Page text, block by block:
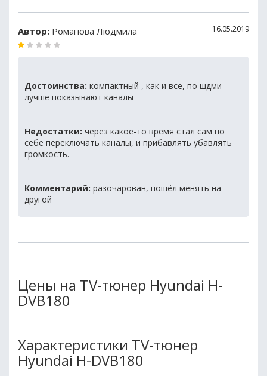
Автор: Романова Людмила 16.05.2019
Достоинства: компактный , как и все, по шдми
лучше показывают каналы
Недостатки: через какое-то время стал сам по
себе переключать каналы, и прибавлять убавлять
громкость.
Комментарий: разочарован, пошёл менять на
другой
Цены на TV-тюнер Hyundai H-
DVB180
Характеристики TV-тюнер
Hyundai H-DVB180